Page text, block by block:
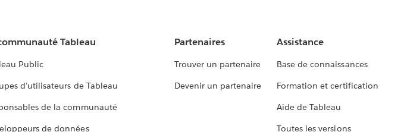
Tableau
Public
d’utilisateurs de Tableau
de la communauté
de données
Partenaires
Trouver un partenaire
Devenir un partenaire
Assistance
Base de connaissances
Formation et certification
Aide de Tableau
Toutes les versions